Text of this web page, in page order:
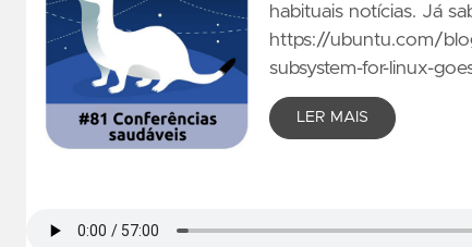
habituais notícias. Já
https://ubuntu.com/
subsystem-for-linux-
LER MAIS